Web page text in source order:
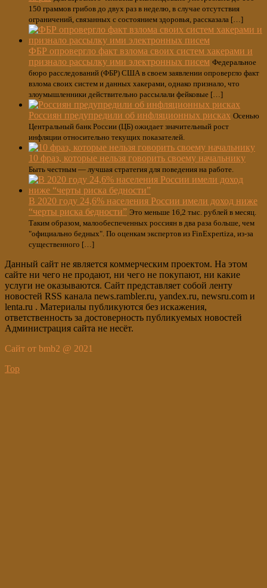
150 граммов грибов до двух раз в неделю, в случае отсутствия
ограничений, связанных с состоянием здоровья, рассказала […]
ФБР опровергло факт взлома своих систем хакерами и
признало рассылку ими электронных писем Федеральное
бюро расследований (ФБР) США в своем заявлении опровергло факт
взлома своих систем и данных хакерами, однако признало, что
злоумышленники действительно рассылали фейковые […]
Россиян предупредили об инфляционных рисках Осенью
Центральный банк России (ЦБ) ожидает значительный рост
инфляции относительно текущих показателей.
10 фраз, которые нельзя говорить своему начальнику
Быть честным — лучшая стратегия для поведения на работе.
В 2020 году 24,6% населения России имели доход ниже
“черты риска бедности” Это меньше 16,2 тыс. рублей в месяц.
Таким образом, малообеспеченных россиян в два раза больше, чем
"официально бедных". По оценкам экспертов из FinExpertiza, из-за
существенного […]
Данный сайт не является коммерческим проектом. На этом
сайте ни чего не продают, ни чего не покупают, ни какие
услуги не оказываются. Сайт представляет собой ленту
новостей RSS канала news.rambler.ru, yandex.ru, newsru.com и
lenta.ru . Материалы публикуются без искажения,
ответственность за достоверность публикуемых новостей
Администрация сайта не несёт.
Сайт от bmb2 @ 2021
Top